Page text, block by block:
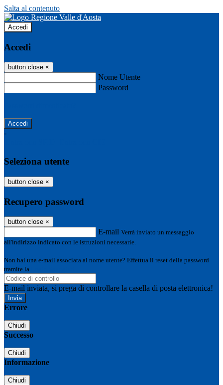
Salta al contenuto
Accedi
Accedi
button close ×
Nome Utente
Password
-
Seleziona utente
button close ×
Recupero password
button close ×
E-mail Verrà inviato un messaggio
all'indirizzo indicato con le istruzioni necessarie.
Non hai una e-mail associata al nome utente? Effettua il reset della password
tramite la
E-mail inviata, si prega di controllare la casella di posta elettronica!
Errore
Chiudi
Successo
Chiudi
Informazione
Chiudi